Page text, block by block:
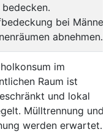
bedecken.
bei Männern
abnehmen.
im
Raum ist
und lokal
Mülltrennung und
werden erwartet.